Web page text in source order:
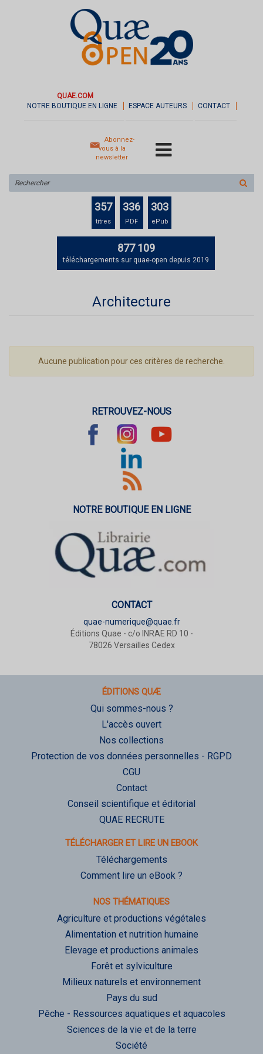
QUAE.COM
NOTRE BOUTIQUE EN LIGNE
ESPACE AUTEURS CONTACT
Abonnez-
vous à la
newsletter
sur
le
357
titres
336
PDF
303
ePub
877 109
téléchargements sur quae-open depuis 2019
Architecture
Aucune publication pour ces critères de recherche.
RETROUVEZ-NOUS
NOTRE BOUTIQUE EN LIGNE
CONTACT
quae-numerique@quae.fr
Éditions Quae - c/o INRAE RD 10 -
78026 Versailles Cedex
ÉDITIONS QUÆ
Qui sommes-nous ?
L'accès ouvert
Nos collections
Protection de vos données personnelles - RGPD
CGU
Contact
Conseil scientifique et éditorial
QUAE RECRUTE
TÉLÉCHARGER ET LIRE UN EBOOK
Téléchargements
Comment lire un eBook ?
NOS THÉMATIQUES
Agriculture et productions végétales
Alimentation et nutrition humaine
Elevage et productions animales
Forêt et sylviculture
Milieux naturels et environnement
Pays du sud
Pêche - Ressources aquatiques et aquacoles
Sciences de la vie et de la terre
Société